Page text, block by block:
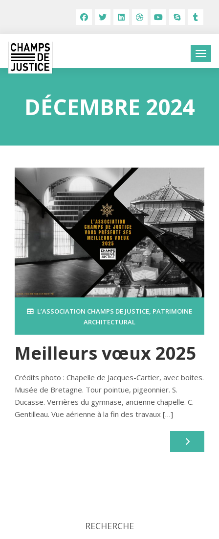
DÉCEMBRE 2024
L’ASSOCIATION CHAMPS DE JUSTICE, PATRIMOINE
ARCHITECTURAL
Meilleurs vœux 2025
Crédits photo : Chapelle de Jacques-Cartier, avec boites.
Musée de Bretagne. Tour pointue, pigeonnier. S.
Ducasse. Verrières du gymnase, ancienne chapelle. C.
Gentilleau. Vue aérienne à la fin des travaux […]
RECHERCHE